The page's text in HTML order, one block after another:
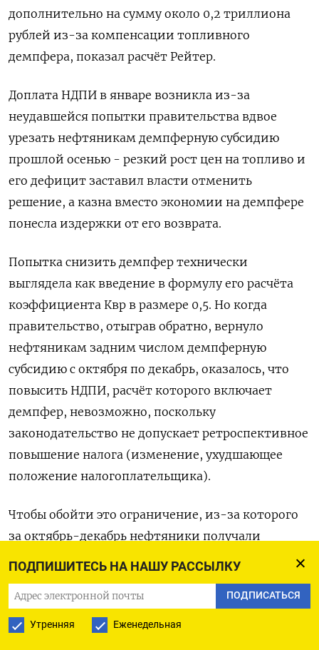
ПОДПИШИТЕСЬ НА НАШУ РАССЫЛКУ
ПОДПИСАТЬСЯ
Утренняя Еженедельная
дополнительно на сумму около 0,2 триллиона
рублей из-за компенсации топливного
демпфера, показал расчёт Рейтер.
Доплата НДПИ в январе возникла из-за
неудавшейся попытки правительства вдвое
урезать нефтяникам демпферную субсидию
прошлой осенью - резкий рост цен на топливо и
его дефицит заставил власти отменить
решение, а казна вместо экономии на демпфере
понесла издержки от его возврата.
Попытка снизить демпфер технически
выглядела как введение в формулу его расчёта
коэффициента Квр в размере 0,5. Но когда
правительство, отыграв обратно, вернуло
нефтяникам задним числом демпферную
субсидию с октября по декабрь, оказалось, что
повысить НДПИ, расчёт которого включает
демпфер, невозможно, поскольку
законодательство не допускает ретроспективное
повышение налога (изменение, ухудшающее
положение налогоплательщика).
Чтобы обойти это ограничение, из-за которого
за октябрь-декабрь нефтяники получали
Налоговый кодекс установило повышенный
НДПИ за январскую добычу.